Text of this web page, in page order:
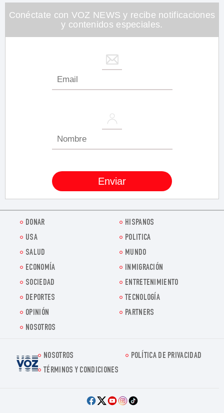
Conéctate con VOZ NEWS y recibe notificaciones
y contenidos especiales.
DONAR
HISPANOS
USA
POLITICA
SALUD
MUNDO
ECONOMÍA
INMIGRACIÓN
SOCIEDAD
ENTRETENIMIENTO
DEPORTES
TECNOLOGÍA
OPINIÓN
PARTNERS
NOSOTROS
Voz.us
NOSOTROS
POLÍTICA DE PRIVACIDAD
TÉRMINOS Y CONDICIONES